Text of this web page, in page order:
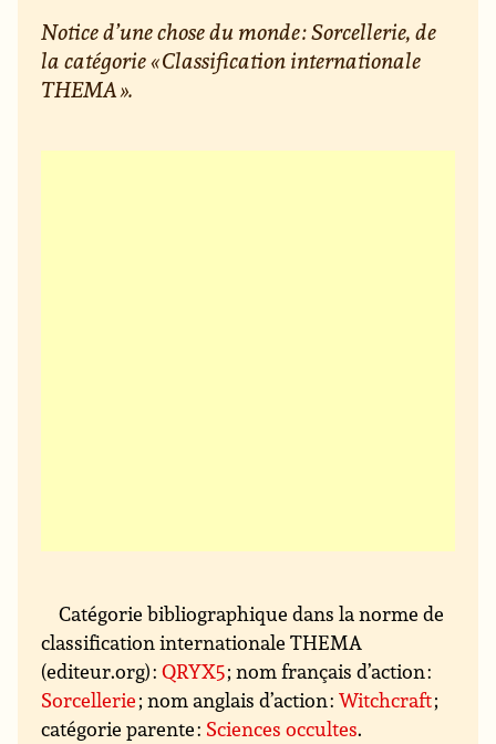
Notice d’une chose du monde : Sorcellerie, de
la catégorie « Classification internationale
THEMA ».
Catégorie bibliographique dans la norme de
classification internationale THEMA
(editeur.org) :QRYX5; nom français d’action :
Sorcellerie; nom anglais d’action :Witchcraft;
catégorie parente : Sciences occultes.